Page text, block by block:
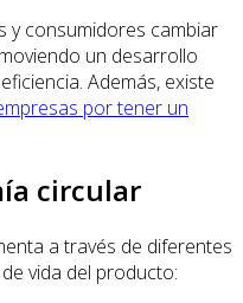
y consumidores cambiar
un desarrollo
Además, existe
por tener un
circular
a través de diferentes
vida del producto: